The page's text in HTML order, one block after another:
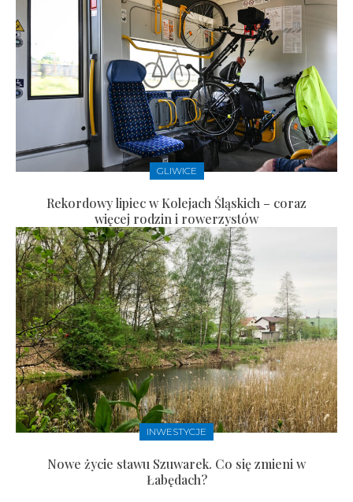
GLIWICE
Rekordowy lipiec w Kolejach Śląskich – coraz
więcej rodzin i rowerzystów
INWESTYCJE
Nowe życie stawu Szuwarek. Co się zmieni w
Łabędach?